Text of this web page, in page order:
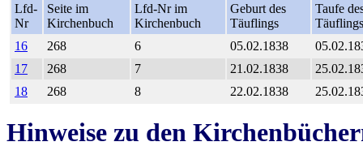
Lfd-
Nr
Seite im
Kirchenbuch
Lfd-Nr im
Kirchenbuch
Geburt des
Täuflings
Taufe
Täuflings
16
268 6 05.02.1838
17
268 7 21.02.1838
18
268 8 22.02.1838
Hinweise zu den